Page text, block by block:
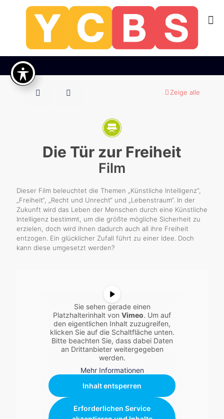
Zeige alle
Die Tür zur Freiheit
Film
Dieser Film beleuchtet die Themen „Künstliche Intelligenz“,
„Freiheit“, „Recht und Unrecht“ und „Lebenstraum“. In der
Zukunft wird das Leben der Menschen durch eine Künstliche
Intelligenz bestimmt, um die größte mögliche Sicherheit zu
erzielen, doch wird ihnen dadurch auch all ihre Freiheit
entzogen. Ein glücklicher Zufall führt zu einer Idee. Doch
kann diese umgesetzt werden?
Sie sehen gerade einen
Platzhalterinhalt von Vimeo. Um auf
den eigentlichen Inhalt zuzugreifen,
klicken Sie auf die Schaltfläche unten.
Bitte beachten Sie, dass dabei Daten
an Drittanbieter weitergegeben
werden.
Mehr Informationen
Inhalt entsperren
Erforderlichen Service